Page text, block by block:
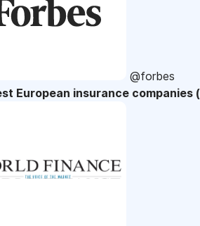
@forbes
European insurance companies